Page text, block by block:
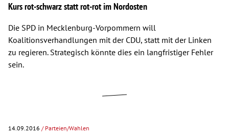
Kurs rot-schwarz statt rot-rot im Nordosten
Die SPD in Mecklenburg-Vorpommern will
Koalitionsverhandlungen mit der CDU, statt mit der Linken
zu regieren. Strategisch könnte dies ein langfristiger Fehler
sein.
14.09.2016 / Parteien/Wahlen